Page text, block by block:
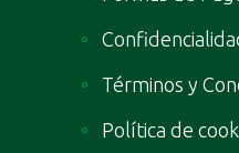
Términos y
Política de